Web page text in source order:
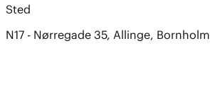
Sted
N17 - Nørregade 35, Allinge, Bornholm